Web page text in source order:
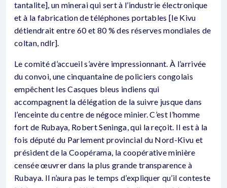
tantalite], un minerai qui sert à l’industrie électronique
et à la fabrication de téléphones portables [le Kivu
détiendrait entre 60 et 80 % des réserves mondiales de
coltan, ndlr].
Le comité d’accueil s’avère impressionnant. À l’arrivée
du convoi, une cinquantaine de policiers congolais
empêchent les Casques bleus indiens qui
accompagnent la délégation de la suivre jusque dans
l’enceinte du centre de négoce minier. C’est l’homme
fort de Rubaya, Robert Seninga, qui la reçoit. Il est à la
fois député du Parlement provincial du Nord-Kivu et
président de la Coopérama, la coopérative minière
censée œuvrer dans la plus grande transparence à
Rubaya. Il n’aura pas le temps d’expliquer qu’il conteste